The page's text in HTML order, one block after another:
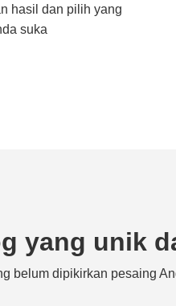
hasil dan pilih yang
suka
yang unik
belum dipikirkan pesaing